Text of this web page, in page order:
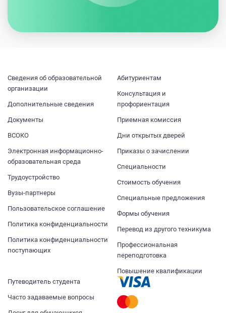
Cведения об образовательной
организации
Дополнительные сведения
Документы
ВСОКО
Электронная информационно-
образовательная среда
Трудоустройство
Вузы-партнеры
Пользовательское соглашение
Политика конфиденциальности
Политика конфиденциальности
поступающих
Абитуриентам
Консультация и
профориентация
Приемная комиссия
Дни открытых дверей
Приказы о зачислении
Специальности
Стоимость обучения
Специальные предложения
Формы обучения
Перевод из другого техникума
Профессиональная
переподготовка
Повышение квалификации
Путеводитель студента
Часто задаваемые вопросы